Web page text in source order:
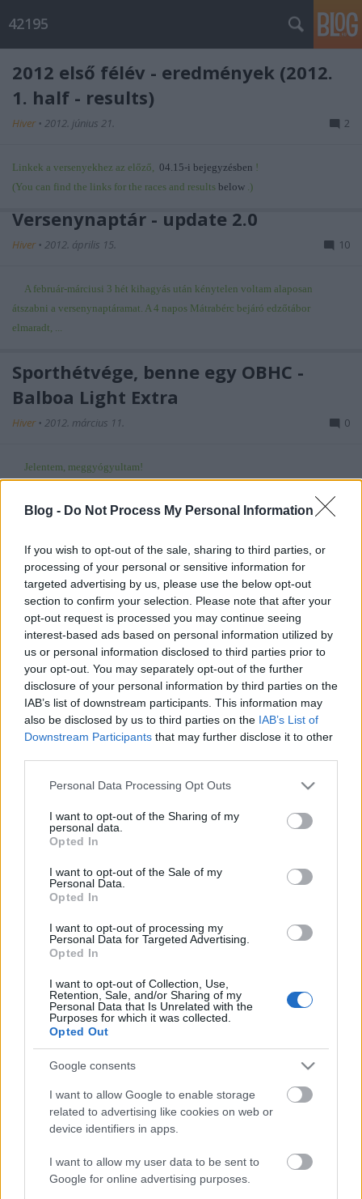
Blog - Do Not Process My Personal Information
If you wish to opt-out of the sale, sharing to third parties, or
processing of your personal or sensitive information for
targeted advertising by us, please use the below opt-out
section to confirm your selection. Please note that after your
opt-out request is processed you may continue seeing
interest-based ads based on personal information utilized by
us or personal information disclosed to third parties prior to
your opt-out. You may separately opt-out of the further
disclosure of your personal information by third parties on the
IAB’s list of downstream participants. This information may
also be disclosed by us to third parties on the IAB’s List of
Downstream Participants that may further disclose it to other
Please note that this website/app uses one or more Google
not limited to your visit or usage behaviour. You may click to
grant or deny consent to Google and its third-party tags to
use your data for below specified purposes in below Google
consent section.
Personal Data Processing Opt Outs
I want to opt-out of the Sharing of my
personal data.
Opted In
I want to opt-out of the Sale of my
Personal Data.
Opted In
I want to opt-out of processing my
Personal Data for Targeted Advertising.
Opted In
I want to opt-out of Collection, Use,
Retention, Sale, and/or Sharing of my
Personal Data that Is Unrelated with the
Purposes for which it was collected.
Opted Out
Google consents
I want to allow Google to enable storage
related to advertising like cookies on web or
device identifiers in apps.
I want to allow my user data to be sent to
Google for online advertising purposes.
42195
2012 első félév - eredmények (2012.
1. half - results)
Hiver • 2012. június 21. 2
Linkek a versenyekhez az előző, 04.15-i bejegyzésben !
(You can find the links for the races and results below .)
Versenynaptár - update 2.0
Hiver • 2012. április 15. 10
A február-márciusi 3 hét kihagyás után kénytelen voltam alaposan
átszabni a versenynaptáramat. A 4 napos Mátrabérc bejáró edzőtábor
elmaradt, ...
Sporthétvége, benne egy ÓBHC -
Balboa Light Extra
Hiver • 2012. március 11. 0
Jelentem, meggyógyultam!
Pénteken végre újra futottam (kezdetnek a szokásos 3+3 mh oda/vissza volt),
Pécs-Harkány: OFF :o(((
•2012. március 02.
Avagy ha nincs elég pihenő, lesz helyette kényszerpihenő
Még mindig köhögök. Nem kicsit, nagyon. És az orromat is fújom, ami pedig
extrém ...
Óbuda Hardcore Running Team
Avagy miért érdemes még 2:58-as maratont futni ;o)
13FÁK futásán: 4 órán ...
Passzív sport, aktív gyógyulás
2012. február 25.
Futásután édes a pihenés.
Kézilabda BL (Midtjylland-Győri ETO), savanyú káposzta, alma+sajt,
csipkebogyótea, közben egy kis blogolás, van mit ...
Gyors bejelentkezés
2012. február 25.
Szombaton síelni voltam Szeszével és Helgával, fantasztikus volt, majd ...